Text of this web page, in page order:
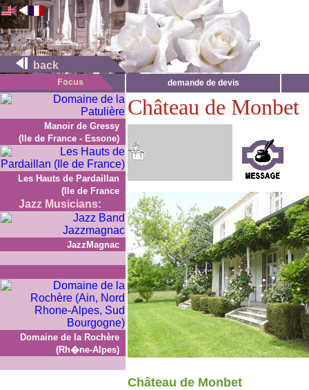
back
demande de devis
Manoir de Gressy
(Ile de France - Essone)
Les Hauts de Pardaillan
(Ile de France
Jazz Musicians:
JazzMagnac
Domaine de la Rochère
(Rh�ne-Alpes)
Château de Monbet
Château de Monbet